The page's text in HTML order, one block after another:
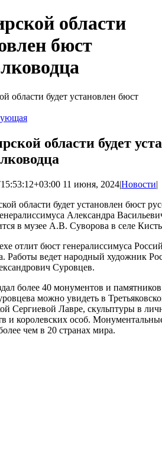
области
бюст
области будет установлен бюст
области будет
11 июня, 2024|Новости|
области будет установлен бюст
Александра
в музее А.В. Суворова в селе
отлит бюст генералиссимуса
Работы ведет народный художник
Суровцев.
более 40 монументов и
можно увидеть в
Сергиевой Лавре, скульптуры в
и королевских особ.
чем в 20 странах мира.